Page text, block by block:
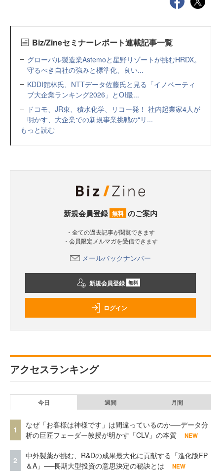
Biz/Zineセミナーレポート連載記事一覧
グローバル製造業Astemoと星野リゾートが挑むHRDX。
守るべき自社の強みと標準化、良い...
KDDI館林氏、NTTデータ佐藤氏と見る「イノベーティ
ブ大企業ランキング2026」とOI最...
ドコモ、JR東、積水化学、リコー発！ 社内起業家4人が
明かす、大企業での新規事業挑戦の“リ...
もっと読む
新規会員登録 無料 のご案内
・全ての過去記事が閲覧できます
・会員限定メルマガを受信できます
メールバックナンバー
新規会員登録 無料
ログイン
アクセスランキング
今日 週間 月間
1
なぜ「お客様は神様です」は間違っているのか──データ分
析の巨匠フェーダー教授が明かす「CLV」の本質
NEW
2
中外製薬が挑む、R&Dの成果最大化に貢献する「進化版FP
＆A」──長期大型投資の意思決定の秘訣とは
NEW